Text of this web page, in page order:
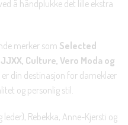
å håndplukke det lille ekstra
merker som Selected
Culture, Vero Moda og
er din destinasjon for dameklær
og personlig stil.
Rebekka, Anne-Kjersti og